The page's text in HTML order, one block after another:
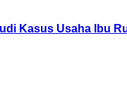
Kasus Usaha Ibu